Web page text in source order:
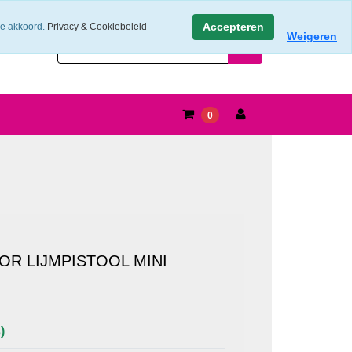
0
LIJMPISTOOL MINI
akkoord. Privacy & Cookiebeleid Accepteren
Weigeren